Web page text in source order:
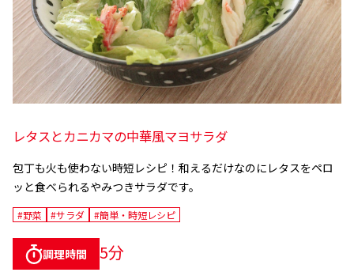
レタスとカニカマの中華風マヨサラダ
包丁も火も使わない時短レシピ！ 和えるだけなのにレタスをペロ
ッと食べられるやみつきサラダです。
#野菜 #サラダ #簡単・時短レシピ
調理時間 5分